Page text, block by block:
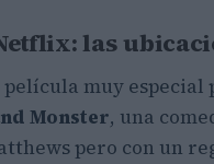
las
película muy
Monster, una
pero con un